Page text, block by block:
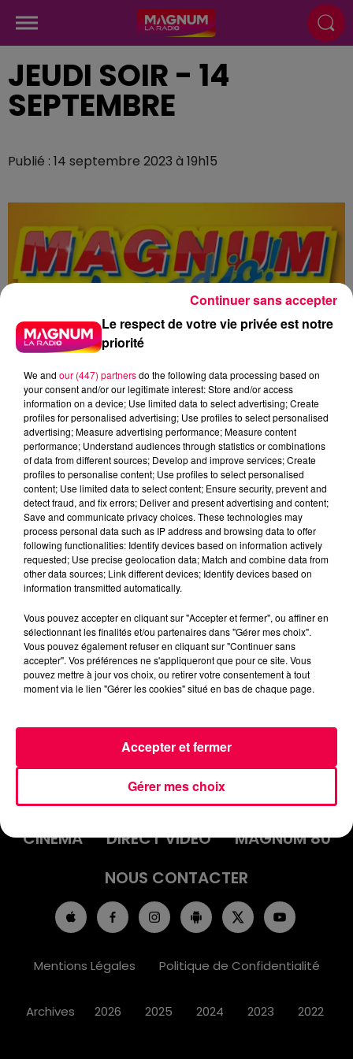
JEUDI SOIR - 14
SEPTEMBRE
Publié : 14 septembre 2023 à 19h15
Flash infos
Crédit :Flash infos
INFOS
AGENDA
JEUX
PODCASTS
CINÉMA
DIRECT VIDÉO
MAGNUM 80
NOUS CONTACTER
Mentions Légales Politique de Confidentialité
Archives 2026 2025 2024 2023 2022
Le respect de votre vie privée est notre
priorité
We and our (447) partnersdo the following data processing based on
your consent and/or our legitimate interest: Store and/or access
information on a device; Use limited data to select advertising; Create
profiles for personalised advertising; Use profiles to select personalised
advertising; Measure advertising performance; Measure content
performance; Understand audiences through statistics or combinations
of data from different sources; Develop and improve services; Create
profiles to personalise content; Use profiles to select personalised
content; Use limited data to select content; Ensure security, prevent and
detect fraud, and fix errors; Deliver and present advertising and content;
Save and communicate privacy choices. These technologies may
process personal data such as IP address and browsing data to offer
following functionalities: Identify devices based on information actively
requested; Use precise geolocation data; Match and combine data from
other data sources; Link different devices; Identify devices based on
information transmitted automatically.
Vous pouvez accepter en cliquant sur "Accepter et fermer", ou affiner en
sélectionnant les finalités et/ou partenaires dans "Gérer mes choix".
Vous pouvez également refuser en cliquant sur "Continuer sans
accepter". Vos préférences ne s'appliqueront que pour ce site. Vous
pouvez mettre à jour vos choix, ou retirer votre consentement à tout
moment via le lien "Gérer les cookies" situé en bas de chaque page.
Gérer mes choix
Accepter et fermer
Continuer sans accepter